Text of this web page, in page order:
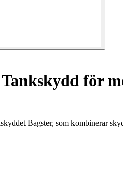
Tankskydd för
Bagster, som kombinerar